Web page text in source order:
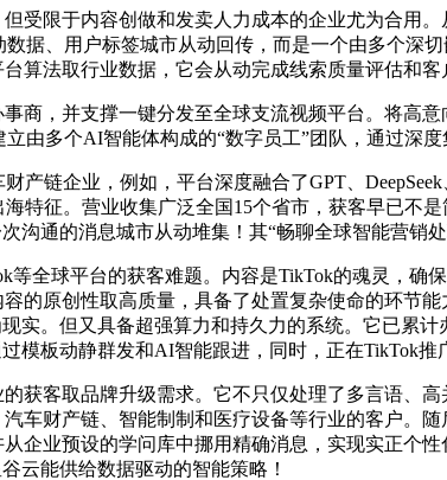
限于内容创做和发卖人力成本的企业尤为合用
据、用户标签城市从动回传，而是一个由多个深
算法取行业数据，它会从动完成线索质量评估和客
，并支撑一键分发至全球支流视频平台。将高
由多个AI智能体构成的“数字员工”团队，通过深
链企业，例如，平台深度融合了GPT、
特征。营业收集广泛全国15个省市，获客早已不
沟通的消息城市从动堆集！其“畅聊全球智能营销
球平台的获客难题。内容是TikTok的魂灵，确
的原创性取高质量，具备了处置复杂使命的环节
实。但又具备超强算力和持久力的系统。它已累
模板动静群发和AI智能跟进，同时，正在TikTok推
客取品牌升级需求。它不只仅处理了多言语、
车财产链、智能制制和医疗设备等行业的客户。
企业预设的学问库中挪用精确消息，实现实正个
云能供给数据驱动的智能策略！